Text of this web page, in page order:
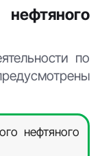
по
нефтяного